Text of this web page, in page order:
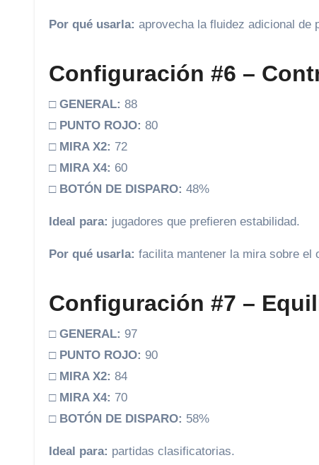
Por qué usarla: aprovecha la fluidez adicional de
Configuración #6 –
□ GENERAL: 88
□ PUNTO ROJO: 80
□ MIRA X2: 72
□ MIRA X4: 60
□ BOTÓN DE DISPARO: 48%
Ideal para: jugadores que prefieren estabilidad.
Por qué usarla: facilita mantener la mira sobre el
Configuración #7 –
□ GENERAL: 97
□ PUNTO ROJO: 90
□ MIRA X2: 84
□ MIRA X4: 70
□ BOTÓN DE DISPARO: 58%
Ideal para: partidas clasificatorias.